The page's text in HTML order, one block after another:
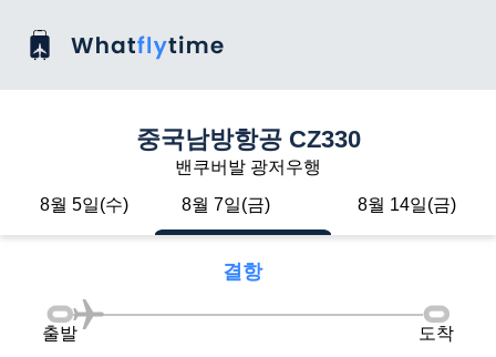
중국남방항공 CZ330
밴쿠버발 광저우행
8월 5일(수)
8월 7일(금) 8월 14일(금)
결항
출발 도착